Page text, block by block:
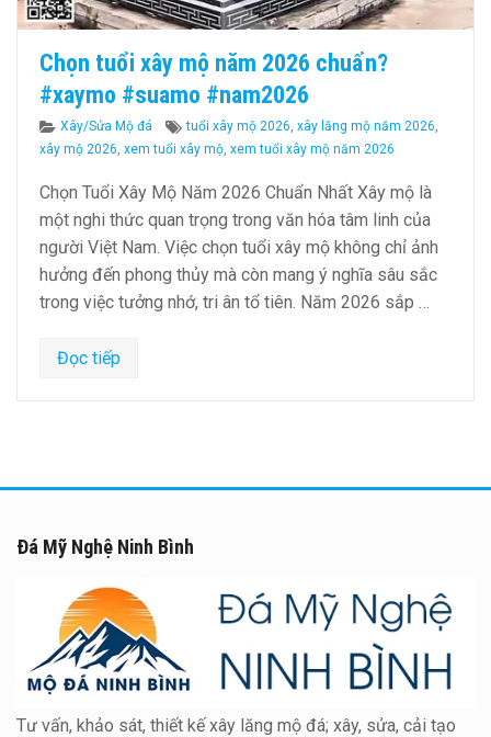
Chọn tuổi xây mộ năm 2026 chuẩn?
#xaymo #suamo #nam2026
Categories
Xây/Sửa Mộ đá Tags
tuổi xây mộ 2026, xây lăng mộ năm 2026,
xây mộ 2026, xem tuổi xây mộ, xem tuổi xây mộ năm 2026
Chọn Tuổi Xây Mộ Năm 2026 Chuẩn Nhất Xây mộ là
một nghi thức quan trọng trong văn hóa tâm linh của
người Việt Nam. Việc chọn tuổi xây mộ không chỉ ảnh
hưởng đến phong thủy mà còn mang ý nghĩa sâu sắc
trong việc tưởng nhớ, tri ân tổ tiên. Năm 2026 sắp …
Đọc tiếp
Đá Mỹ Nghệ Ninh Bình
Tư vấn, khảo sát, thiết kế xây lăng mộ đá; xây, sửa, cải tạo